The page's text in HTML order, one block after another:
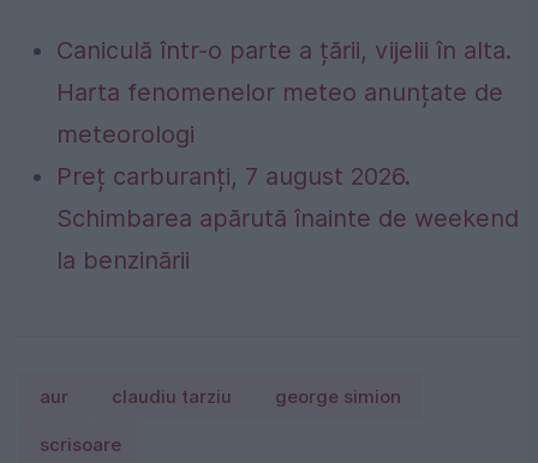
Caniculă într-o parte a țării, vijelii în alta.
Harta fenomenelor meteo anunțate de
meteorologi
Preț carburanți, 7 august 2026.
Schimbarea apărută înainte de weekend
la benzinării
aur claudiu tarziu george simion
scrisoare